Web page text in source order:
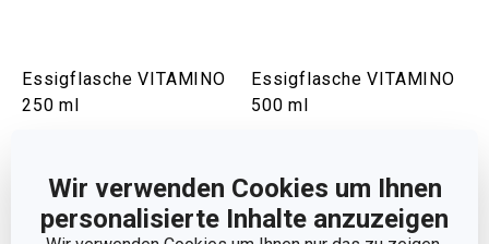
Wir verwenden Cookies um Ihnen
personalisierte Inhalte anzuzeigen
Essigflasche VITAMINO
250 ml
Auf Lager
Warenkorb
Essigflasche VITAMINO
500 ml
Auf Lager
Warenkorb